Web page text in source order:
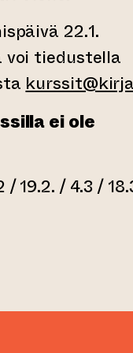
22.1.
voi tiedustella
ei ole
/ 4.3 /